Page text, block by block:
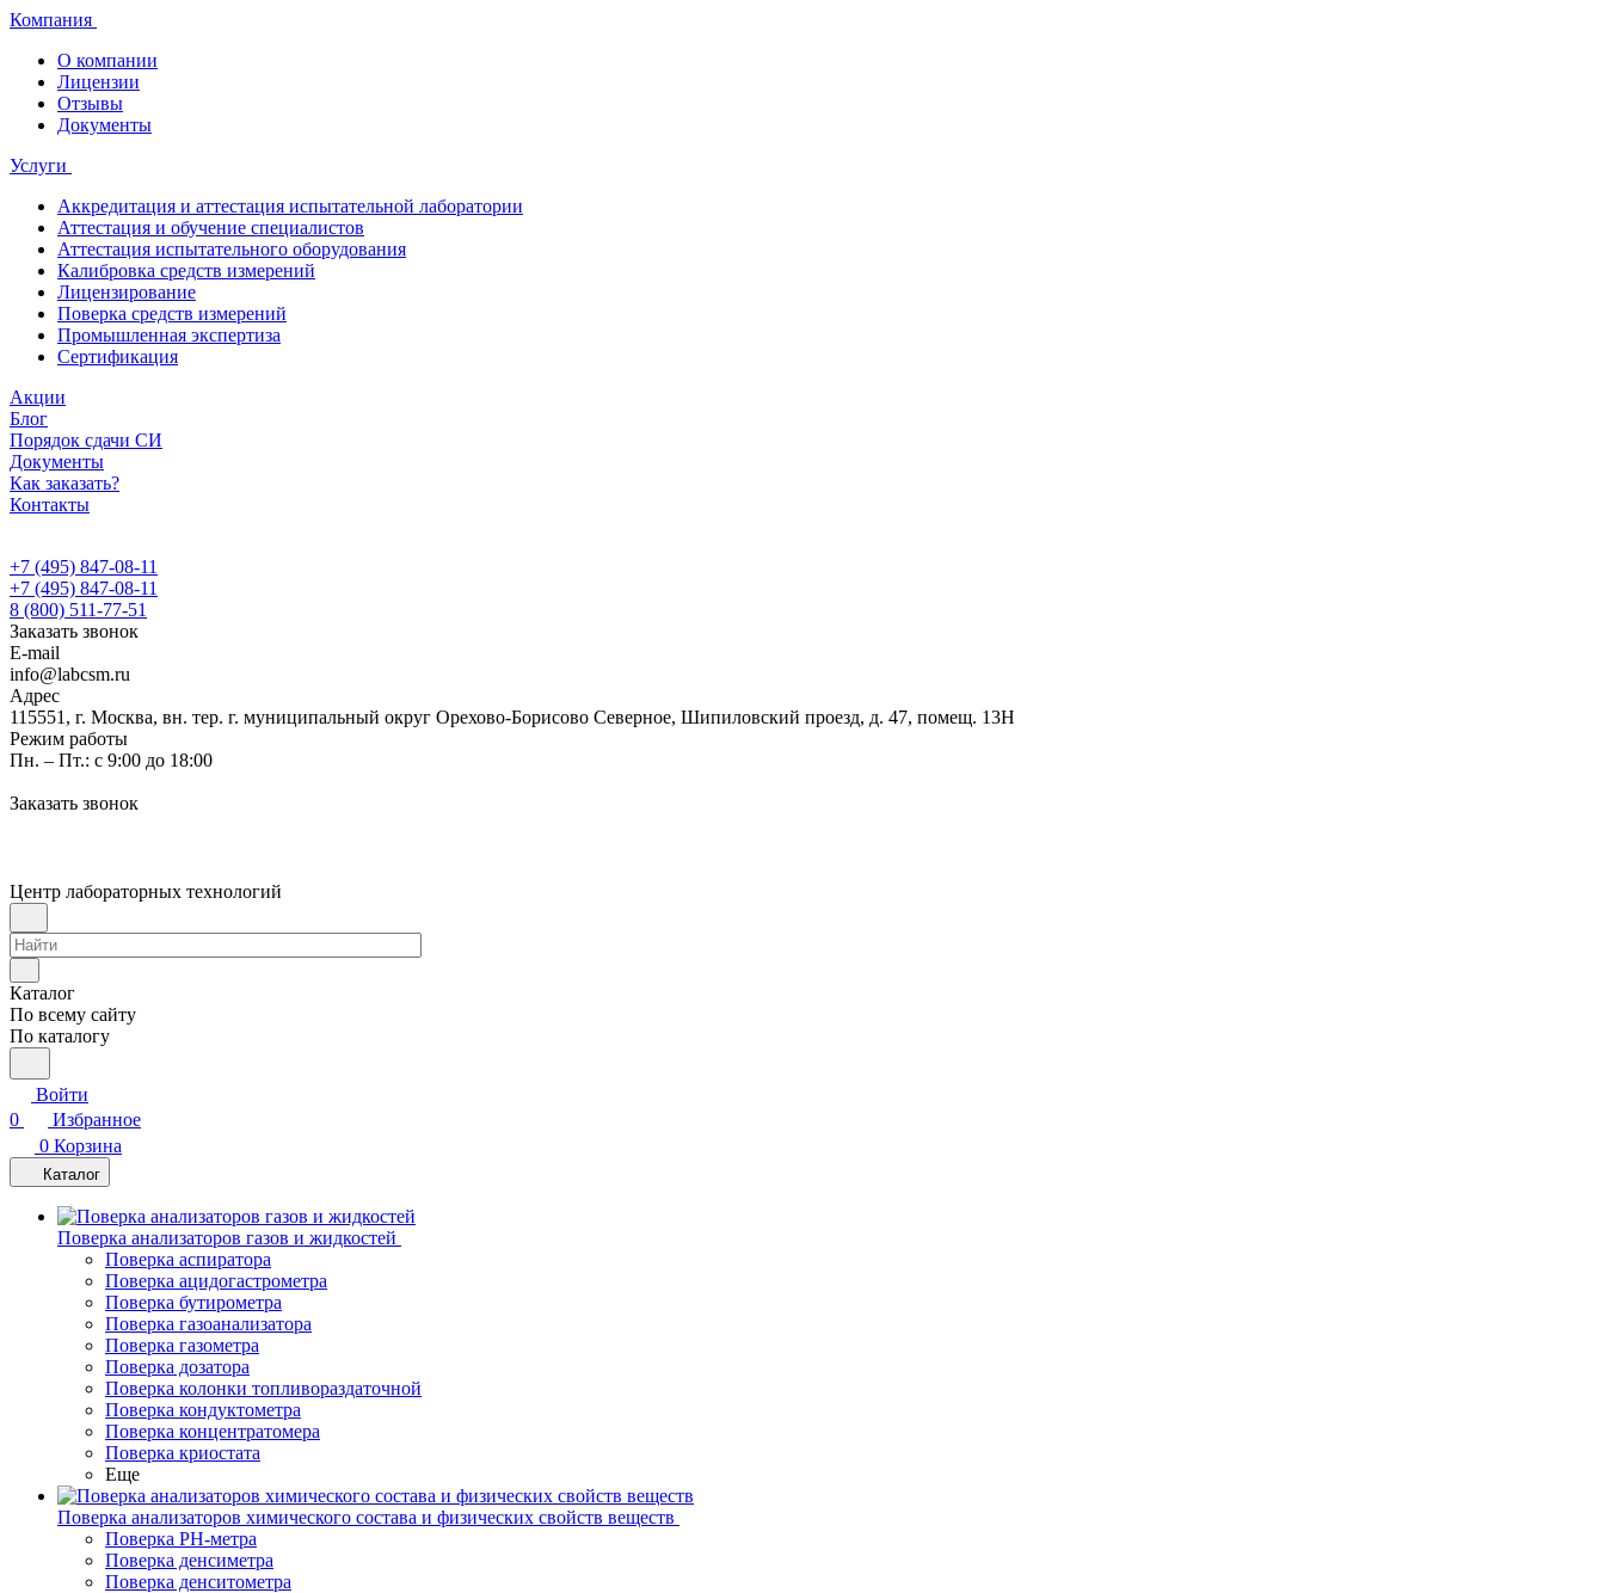
Компания
О компании
Лицензии
Отзывы
Документы
Услуги
Аккредитация и аттестация испытательной лаборатории
Аттестация и обучение специалистов
Аттестация испытательного оборудования
Калибровка средств измерений
Лицензирование
Поверка средств измерений
Промышленная экспертиза
Сертификация
Акции
Блог
Порядок сдачи СИ
Документы
Как заказать?
Контакты
+7 (495) 847-08-11
+7 (495) 847-08-11
8 (800) 511-77-51
Заказать звонок
E-mail
info@labcsm.ru
Адрес
115551, г. Москва, вн. тер. г. муниципальный округ Орехово-Борисово Северное, Шипиловский проезд, д. 47, помещ. 13Н
Режим работы
Пн. – Пт.: с 9:00 до 18:00
Заказать звонок
Центр лабораторных технологий
Каталог
По всему сайту
По каталогу
Войти
0
Избранное
0 Корзина
Каталог
Поверка анализаторов газов и жидкостей
Поверка аспиратора
Поверка ацидогастрометра
Поверка бутирометра
Поверка газоанализатора
Поверка газометра
Поверка дозатора
Поверка колонки топливораздаточной
Поверка кондуктометра
Поверка концентратомера
Поверка криостата
Еще
Поверка анализаторов химического состава и физических свойств веществ
Поверка PH-метра
Поверка денсиметра
Поверка денситометра